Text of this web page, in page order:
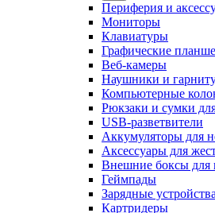
Периферия и
Мониторы
Клавиатуры
Графические
Веб-камеры
Наушники и
Компьютерные
Рюкзаки и сумки
USB-разветвители
Аккумуляторы для
Аксессуары для
Внешние боксы для
Геймпады
Зарядные
Картридеры